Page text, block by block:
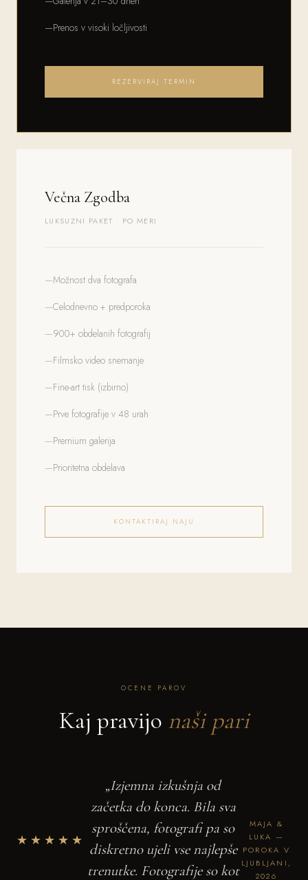
Prenos v visoki ločljivosti
REZERVIRAJ TERMIN
Večna Zgodba
LUKSUZNI PAKET · PO MERI
Možnost dva fotografa
Celodnevno + predporoka
900+ obdelanih fotografij
Filmsko video snemanje
Fine-art tisk (izbirno)
Prve fotografije v 48 urah
Premium galerija
Prioritetna obdelava
KONTAKTIRAJ NAJU
OCENE PAROV
Kaj pravijo naši pari
★★★★★
„Izjemna izkušnja od
začetka do konca. Bila sva
sproščena, fotografi pa so
diskretno ujeli vse najlepše
trenutke. Fotografije so kot
MAJA &
LUKA —
POROKA V
LJUBLJANI,
2026